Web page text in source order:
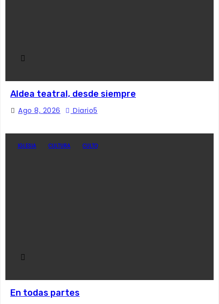
Aldea teatral, desde siempre
Ago 8, 2026 Diario5
IGLESIA CULTURA CULTO
En todas partes